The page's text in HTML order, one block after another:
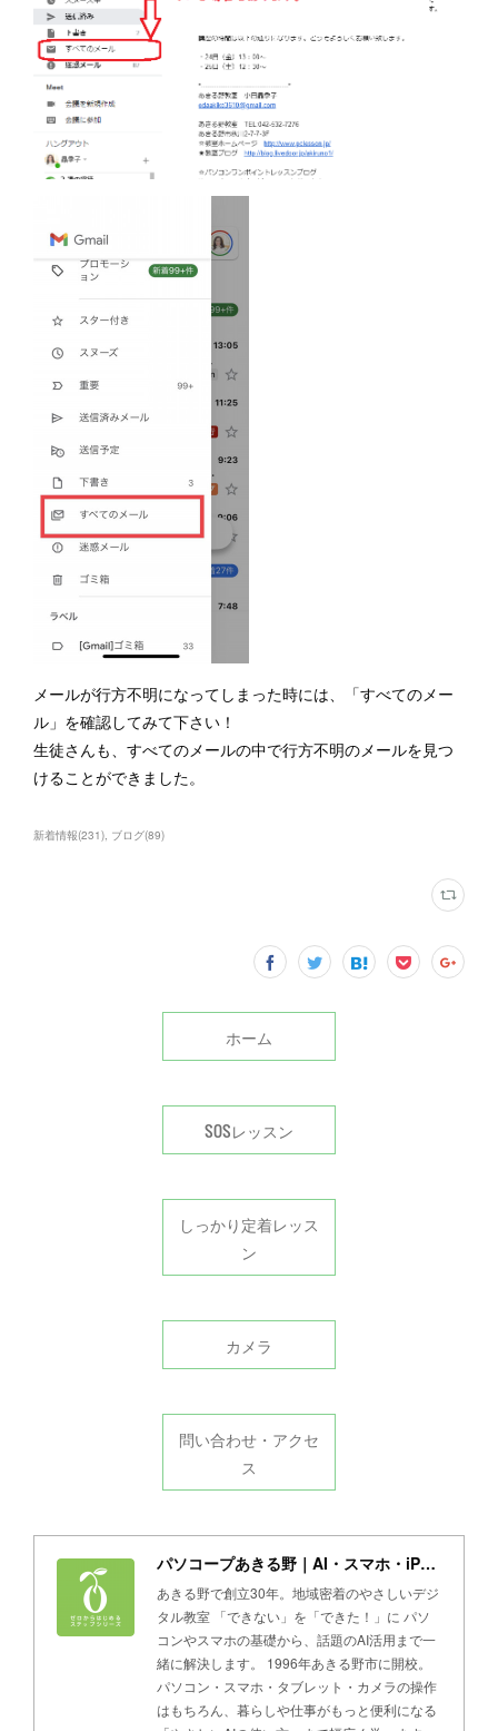
メールが行方不明になってしまった時には、「すべてのメー
ル」を確認してみて下さい！
生徒さんも、すべてのメールの中で行方不明のメールを見つ
けることができました。
新着情報(231) ブログ(89)
ホーム
SOSレッスン
しっかり定着レッス
ン
カメラ
問い合わせ・アクセ
ス
パソコープあきる野｜AI・スマホ・iPad・パソコン教室
あきる野で創立30年。地域密着のやさしいデジ
タル教室 「できない」を「できた！」に パソ
コンやスマホの基礎から、話題のAI活用まで一
緒に解決します。 1996年あきる野市に開校。
パソコン・スマホ・タブレット・カメラの操作
はもちろん、暮らしや仕事がもっと便利になる